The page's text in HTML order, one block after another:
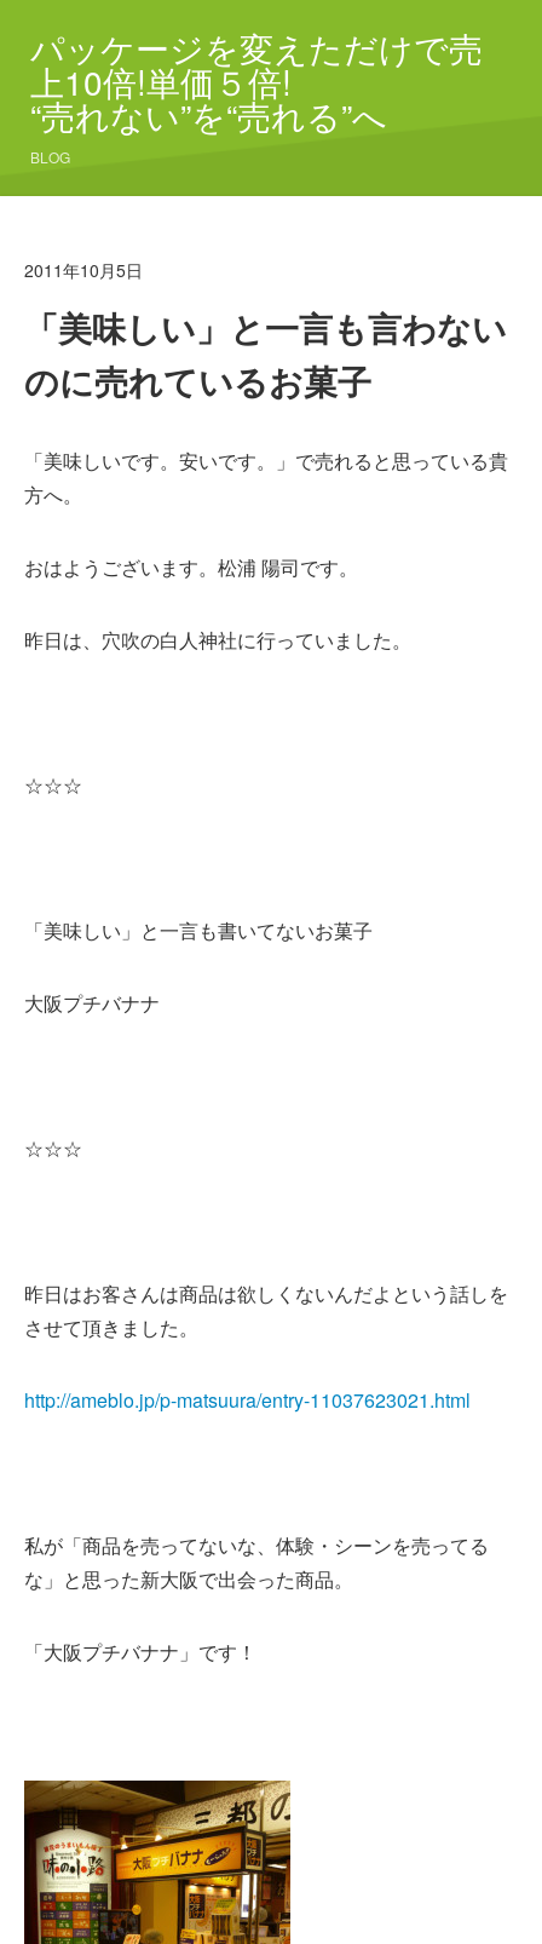
パッケージを変えただけで売
上10倍!単価５倍!
“売れない”を“売れる”へ
BLOG
2011年10月5日
「美味しい」と一言も言わない
のに売れているお菓子
「美味しいです。安いです。」で売れると思っている貴
方へ。
おはようございます。松浦 陽司です。
昨日は、穴吹の白人神社に行っていました。
☆☆☆
「美味しい」と一言も書いてないお菓子
大阪プチバナナ
☆☆☆
昨日はお客さんは商品は欲しくないんだよという話しを
させて頂きました。
http://ameblo.jp/p-matsuura/entry-11037623021.html
私が「商品を売ってないな、体験・シーンを売ってる
な」と思った新大阪で出会った商品。
「大阪プチバナナ」です！